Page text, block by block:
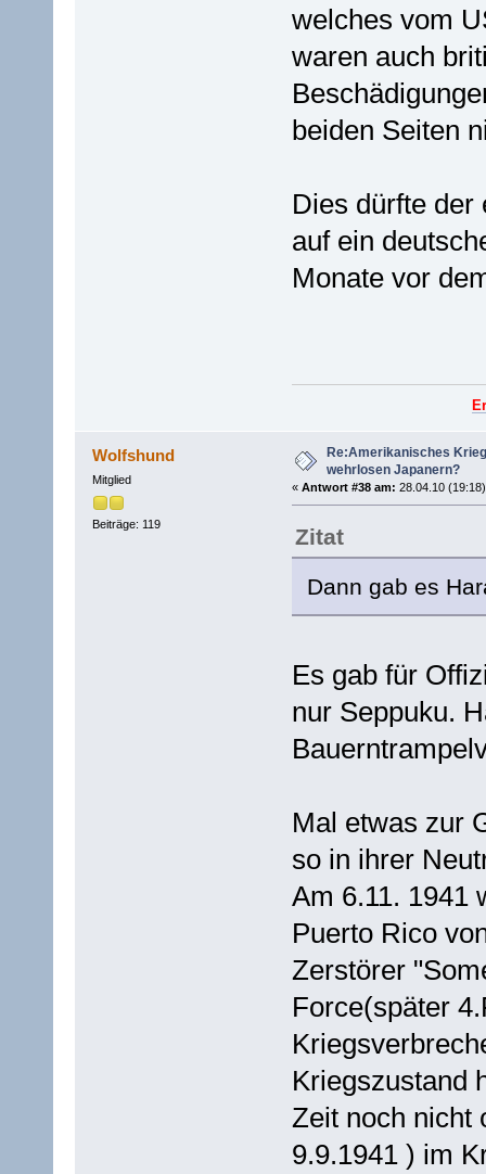
welches vom
waren auch
beiden Seiten
Dies dürfte der
auf ein
Monate vor
Wolfshund
Mitglied
Beiträge: 119
Re:Amerikanisches
wehrlosen Japanern?
« Antwort #38 am: 28.04.10
Zitat
Dann gab es
Es gab für
nur Seppuku.
Mal etwas zur
so in ihrer
Am 6.11. 1941
Puerto Rico
Zerstörer
Force(später
Kriegszustand
Zeit noch nicht
9.9.1941 ) im